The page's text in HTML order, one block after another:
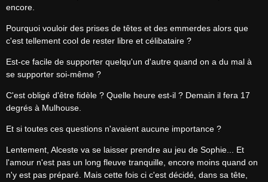
encore.
Pourquoi vouloir des prises de têtes et des emmerdes alors que
c'est tellement cool de rester libre et célibataire ?
Est-ce facile de supporter quelqu'un d'autre quand on a du mal à
se supporter soi-même ?
C'est obligé d'être fidèle ? Quelle heure est-il ? Demain il fera 17
degrés à Mulhouse.
Et si toutes ces questions n'avaient aucune importance ?
Lentement, Alceste va se laisser prendre au jeu de Sophie... Et
l'amour n'est pas un long fleuve tranquille, encore moins quand on
n'y est pas préparé. Mais cette fois ci c'est décidé, dans sa tête,